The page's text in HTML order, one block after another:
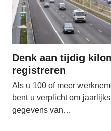
Denk aan tijdig
registreren
Als u 100 of meer
bent u verplicht om
gegevens van…